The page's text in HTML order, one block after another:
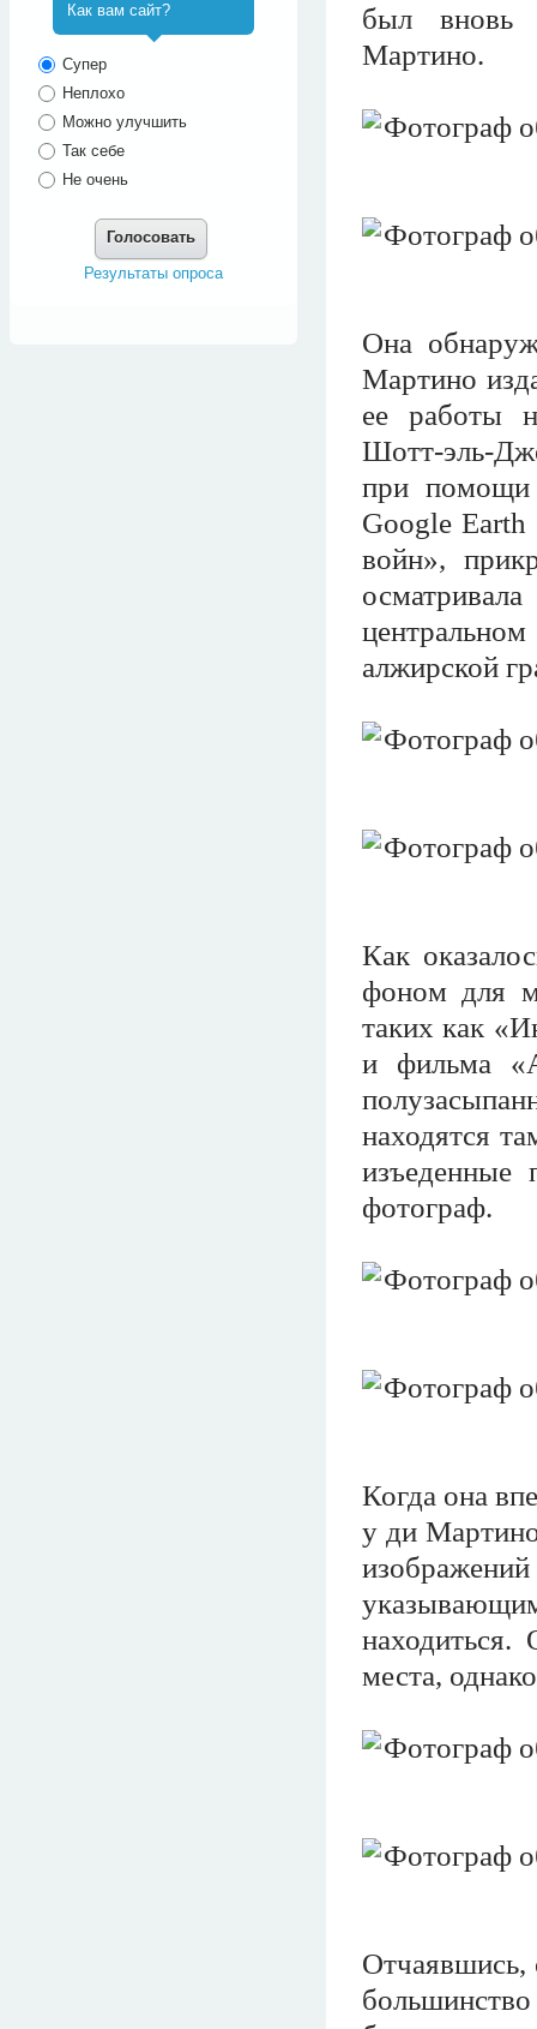
был вновь
Мартино.
Она
Мартино
ее работы
Шотт-эль-
при помощи
Google
войн»,
алжирской
Как
фоном для
таких как
и фильма
находятся
изъеденные
фотограф.
Когда она
у ди
находиться.
места,
Отчаявшись,
Как вам сайт?
Супер
Неплохо
Можно улучшить
Так себе
Не очень
Голосовать
Результаты опроса